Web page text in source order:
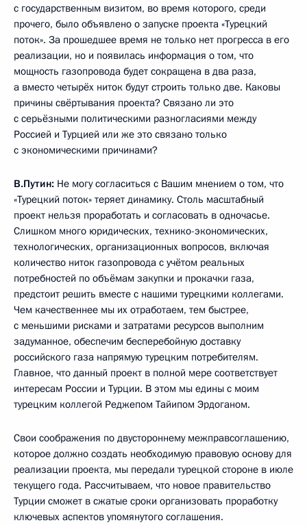
с государственным визитом, во время которого, среди
прочего, было объявлено о запуске проекта «Турецкий
поток». За прошедшее время не только нет прогресса в его
реализации, но и появилась информация о том, что
мощность газопровода будет сокращена в два раза,
а вместо четырёх ниток будут строить только две. Каковы
причины свёртывания проекта? Связано ли это
с серьёзными политическими разногласиями между
Россией и Турцией или же это связано только
с экономическими причинами?
В.Путин: Не могу согласиться с Вашим мнением о том, что
«Турецкий поток» теряет динамику. Столь масштабный
проект нельзя проработать и согласовать в одночасье.
Слишком много юридических, технико-экономических,
технологических, организационных вопросов, включая
количество ниток газопровода с учётом реальных
потребностей по объёмам закупки и прокачки газа,
предстоит решить вместе с нашими турецкими коллегами.
Чем качественнее мы их отработаем, тем быстрее,
с меньшими рисками и затратами ресурсов выполним
задуманное, обеспечим бесперебойную доставку
российского газа напрямую турецким потребителям.
Главное, что данный проект в полной мере соответствует
интересам России и Турции. В этом мы едины с моим
турецким коллегой Реджепом Тайипом Эрдоганом.
Свои соображения по двустороннему межправсоглашению,
которое должно создать необходимую правовую основу для
реализации проекта, мы передали турецкой стороне в июле
текущего года. Рассчитываем, что новое правительство
Турции сможет в сжатые сроки организовать проработку
ключевых аспектов упомянутого соглашения.